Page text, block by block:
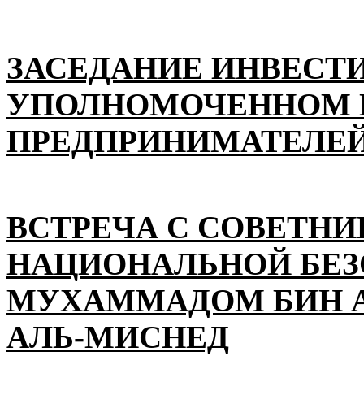
ЗАСЕДАНИЕ
УПОЛНОМОЧЕННОМ
ВСТРЕЧА С
НАЦИОНАЛЬНОЙ
МУХАММАДОМ БИН
АЛЬ-МИСНЕД